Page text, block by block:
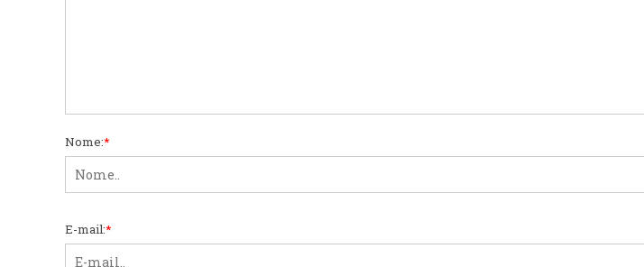
Nome:*
E-mail:*